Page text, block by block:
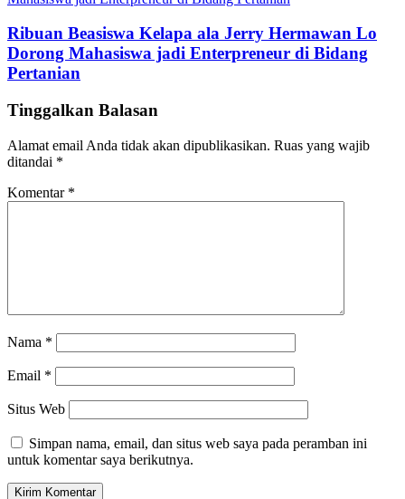
Ribuan Beasiswa Kelapa ala Jerry Hermawan Lo
Dorong Mahasiswa jadi Enterpreneur di Bidang
Pertanian
Tinggalkan Balasan
Alamat email Anda tidak akan dipublikasikan. Ruas yang wajib
ditandai *
Komentar *
Nama *
Email *
Situs Web
Simpan nama, email, dan situs web saya pada peramban ini
untuk komentar saya berikutnya.